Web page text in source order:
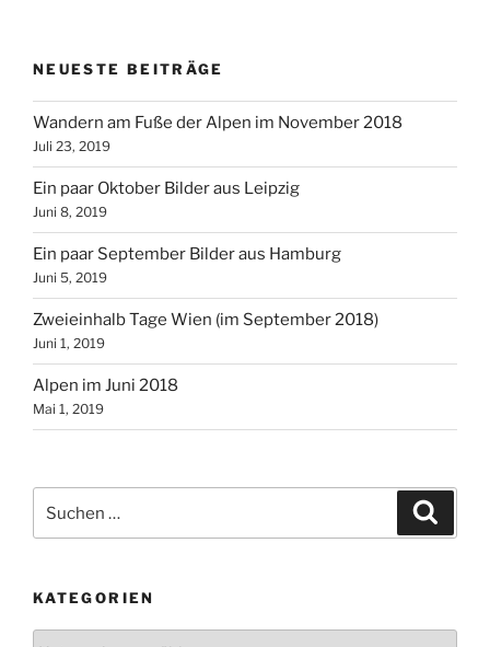
NEUESTE BEITRÄGE
Wandern am Fuße der Alpen im November 2018
Juli 23, 2019
Ein paar Oktober Bilder aus Leipzig
Juni 8, 2019
Ein paar September Bilder aus Hamburg
Juni 5, 2019
Zweieinhalb Tage Wien (im September 2018)
Juni 1, 2019
Alpen im Juni 2018
Mai 1, 2019
nach:
KATEGORIEN